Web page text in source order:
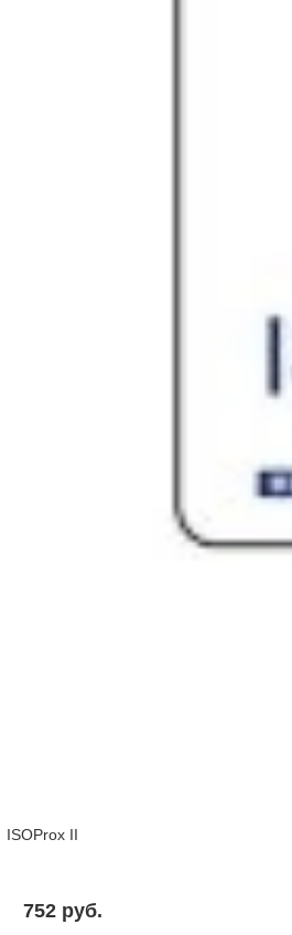
ISOProx II
752 pуб.